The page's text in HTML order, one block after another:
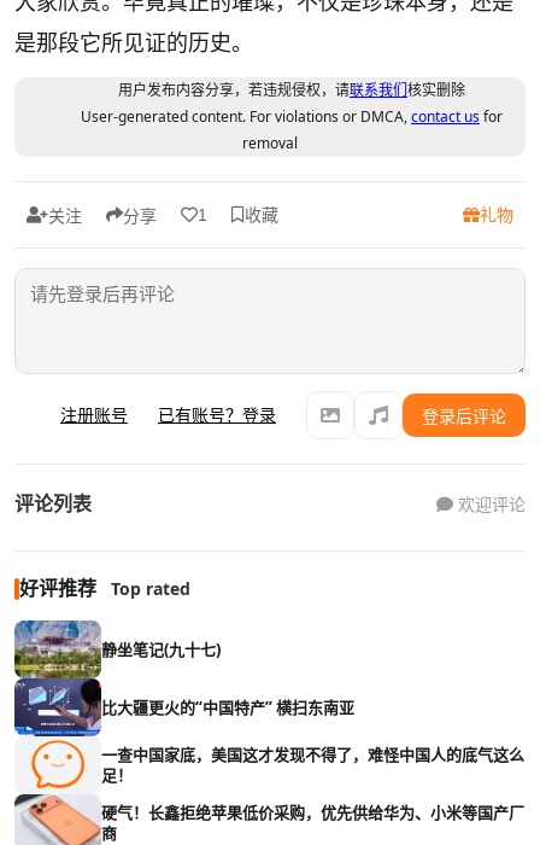
是那段它所见证的历史。
用户发布内容分享，若违规侵权，请联系我们核实删除
User-generated content. For violations or DMCA,contact usfor
removal
关注 分享 1 收藏 礼物
注册账号 已有账号？登录 登录后评论
评论列表 欢迎评论
好评推荐 Top rated
静坐笔记(九十七)
比大疆更火的“中国特产” 横扫东南亚
一查中国家底，美国这才发现不得了，难怪中国人的底气这么
足！
硬气！长鑫拒绝苹果低价采购，优先供给华为、小米等国产厂
商